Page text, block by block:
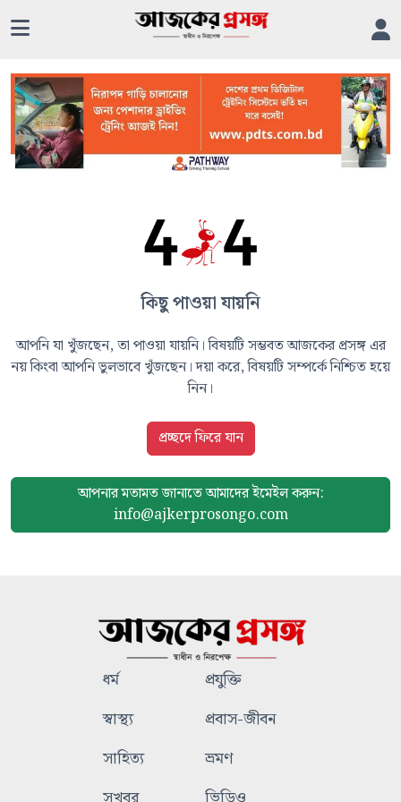
কিছু পাওয়া যায়নি
আপনি যা খুঁজছেন, তা পাওয়া যায়নি। বিষয়টি সম্ভবত আজকের প্রসঙ্গ এর
নয় কিংবা আপনি ভুলভাবে খুঁজছেন। দয়া করে, বিষয়টি সম্পর্কে নিশ্চিত হয়ে
নিন।
প্রচ্ছদে ফিরে যান
আপনার মতামত জানাতে আমাদেরইমেইল করুন:
info@ajkerprosongo.com
ধর্ম
প্রযুক্তি
স্বাস্থ্য
প্রবাস-জীবন
সাহিত্য
ভ্রমণ